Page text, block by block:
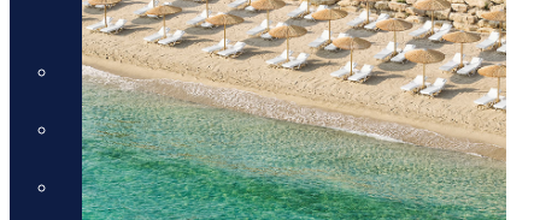
גופר
טירות ויין בגאורגיה
מונטנגרו - תרבות, טבע ויין
טיול מאורגן לדובאי - 5 ימים